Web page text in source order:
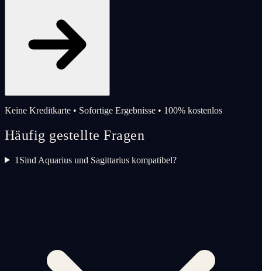
Keine Kreditkarte • Sofortige Ergebnisse • 100% kostenlos
Häufig gestellte Fragen
1 Sind Aquarius und Sagittarius kompatibel?